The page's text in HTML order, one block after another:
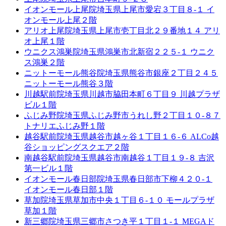
イオンモール上尾院埼玉県上尾市愛宕３丁目８-１ イ
オンモール上尾２階
アリオ上尾院埼玉県上尾市壱丁目北２９番地１４ アリ
オ上尾１階
ウニクス鴻巣院埼玉県鴻巣市北新宿２２５-１ ウニク
ス鴻巣２階
ニットーモール熊谷院埼玉県熊谷市銀座２丁目２４５
ニットーモール熊谷３階
川越駅前院埼玉県川越市脇田本町６丁目９ 川越プラザ
ビル１階
ふじみ野院埼玉県ふじみ野市うれし野２丁目１０-８７
トナリエふじみ野１階
越谷駅前院埼玉県越谷市越ヶ谷１丁目１６-６ ALCo越
谷ショッピングスクエア２階
南越谷駅前院埼玉県越谷市南越谷１丁目１９-８ 吉沢
第一ビル１階
イオンモール春日部院埼玉県春日部市下柳４２０-１
イオンモール春日部１階
草加院埼玉県草加市中央１丁目６-１０ モールプラザ
草加１階
新三郷院埼玉県三郷市さつき平１丁目１-１ MEGAド